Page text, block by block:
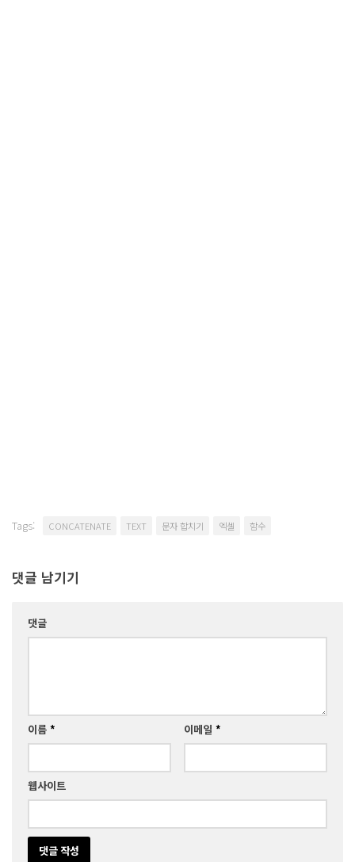
Tags: CONCATENATE TEXT 문자 합치기 엑셀 함수
댓글 남기기
댓글
이름 * 이메일 *
웹사이트